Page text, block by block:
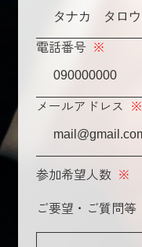
電話番号 ※
メールアドレス ※
参加希望人数 ※
ご要望・ご質問等